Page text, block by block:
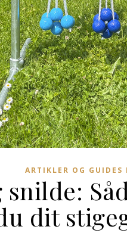
ARTIKLER OG GUIDES
snilde:
dit